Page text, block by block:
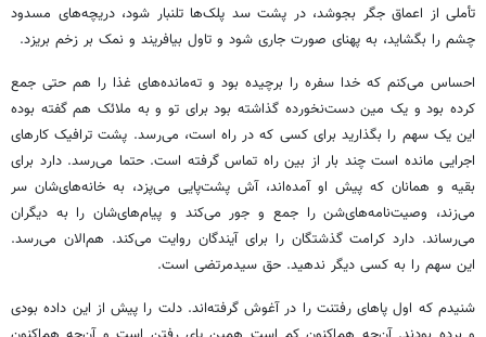
تأملی از اعماق جگر بجوشد، در پشت سد پلک‌ها تلنبار شود، دریچه‌های مسدود
چشم را بگشاید، به پهنای صورت جاری شود و تاول بیافریند و نمک بر زخم بریزد.
احساس می‌کنم که خدا سفره را برچیده بود و ته‌مانده‌های غذا را هم حتی جمع
کرده بود و یک مین دست‌نخورده گذاشته بود برای تو و به ملائک هم گفته بوده
این یک سهم را بگذارید برای کسی که در راه است، می‌رسد. پشت ترافیک کارهای
اجرایی مانده است چند بار از بین راه تماس گرفته است. حتما می‌رسد. دارد برای
بقیه و همانان که پیش او آمده‌اند، آش پشت‌پایی می‌پزد، به خانه‌های‌شان سر
می‌زند، وصیت‌نامه‌های‌شن را جمع و جور می‌کند و پیام‌های‌شان را به دیگران
می‌رساند. دارد کرامت گذشتگان را برای آیندگان روایت می‌کند. هم‌الان می‌رسد.
این سهم را به کسی دیگر ندهید. حق سیدمرتضی است.
شنیدم که اول پاهای رفتنت را در آغوش گرفته‌اند. دلت را پیش از این داده بودی